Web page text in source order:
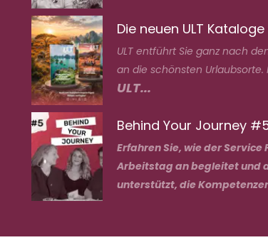
Die neuen ULT
ULT entführt Sie ganz nach
an die schönsten
ULT...
Behind Your Journey
Erfahren Sie, wie der
Arbeitstag an begleitet und
unterstützt, die